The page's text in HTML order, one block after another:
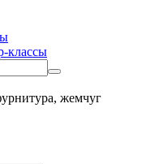
классы
жемчуг